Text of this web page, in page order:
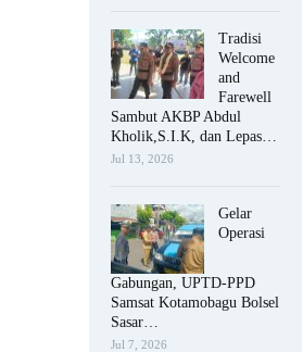
Tradisi
Welcome
and
Farewell
Sambut AKBP Abdul
Kholik,S.I.K, dan Lepas…
Jul 13, 2026
Gelar
Operasi
Gabungan, UPTD-PPD
Samsat Kotamobagu Bolsel
Sasar…
Jul 7, 2026